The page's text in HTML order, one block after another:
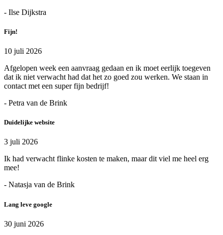
- Ilse Dijkstra
Fijn!
10 juli 2026
Afgelopen week een aanvraag gedaan en ik moet eerlijk toegeven
dat ik niet verwacht had dat het zo goed zou werken. We staan in
contact met een super fijn bedrijf!
- Petra van de Brink
Duidelijke website
3 juli 2026
Ik had verwacht flinke kosten te maken, maar dit viel me heel erg
mee!
- Natasja van de Brink
Lang leve google
30 juni 2026